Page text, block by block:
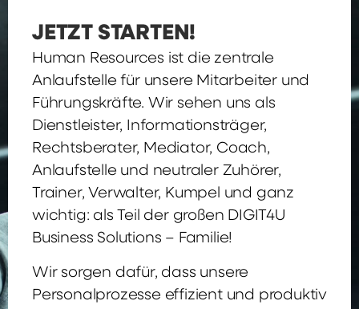
JETZT STARTEN!
Human Resources ist die zentrale
Anlaufstelle für unsere Mitarbeiter und
Führungskräfte. Wir sehen uns als
Dienstleister, Informationsträger,
Rechtsberater, Mediator, Coach,
Anlaufstelle und neutraler Zuhörer,
Trainer, Verwalter, Kumpel und ganz
wichtig: als Teil der großen DIGIT4U
Business Solutions – Familie!
Wir sorgen dafür, dass unsere
Personalprozesse effizient und produktiv